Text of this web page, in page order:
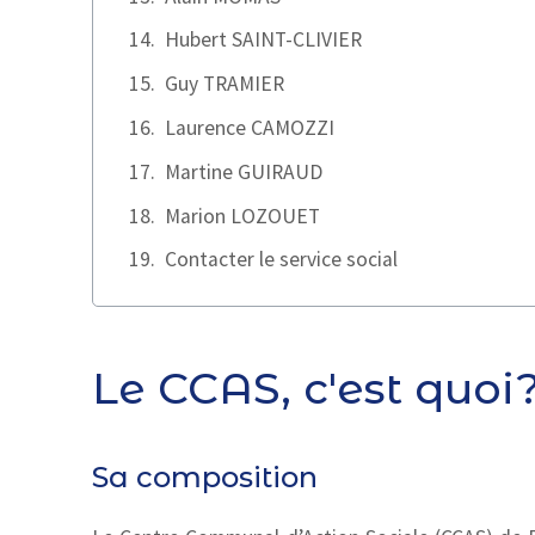
Hubert SAINT-CLIVIER
Guy TRAMIER
Laurence CAMOZZI
Martine GUIRAUD
Marion LOZOUET
Contacter le service social
Le CCAS, c'est
Sa composition